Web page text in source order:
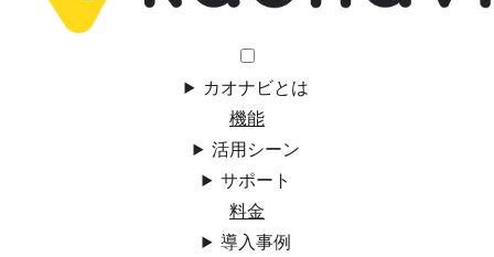
カオナビとは
機能
活用シーン
サポート
料金
導入事例